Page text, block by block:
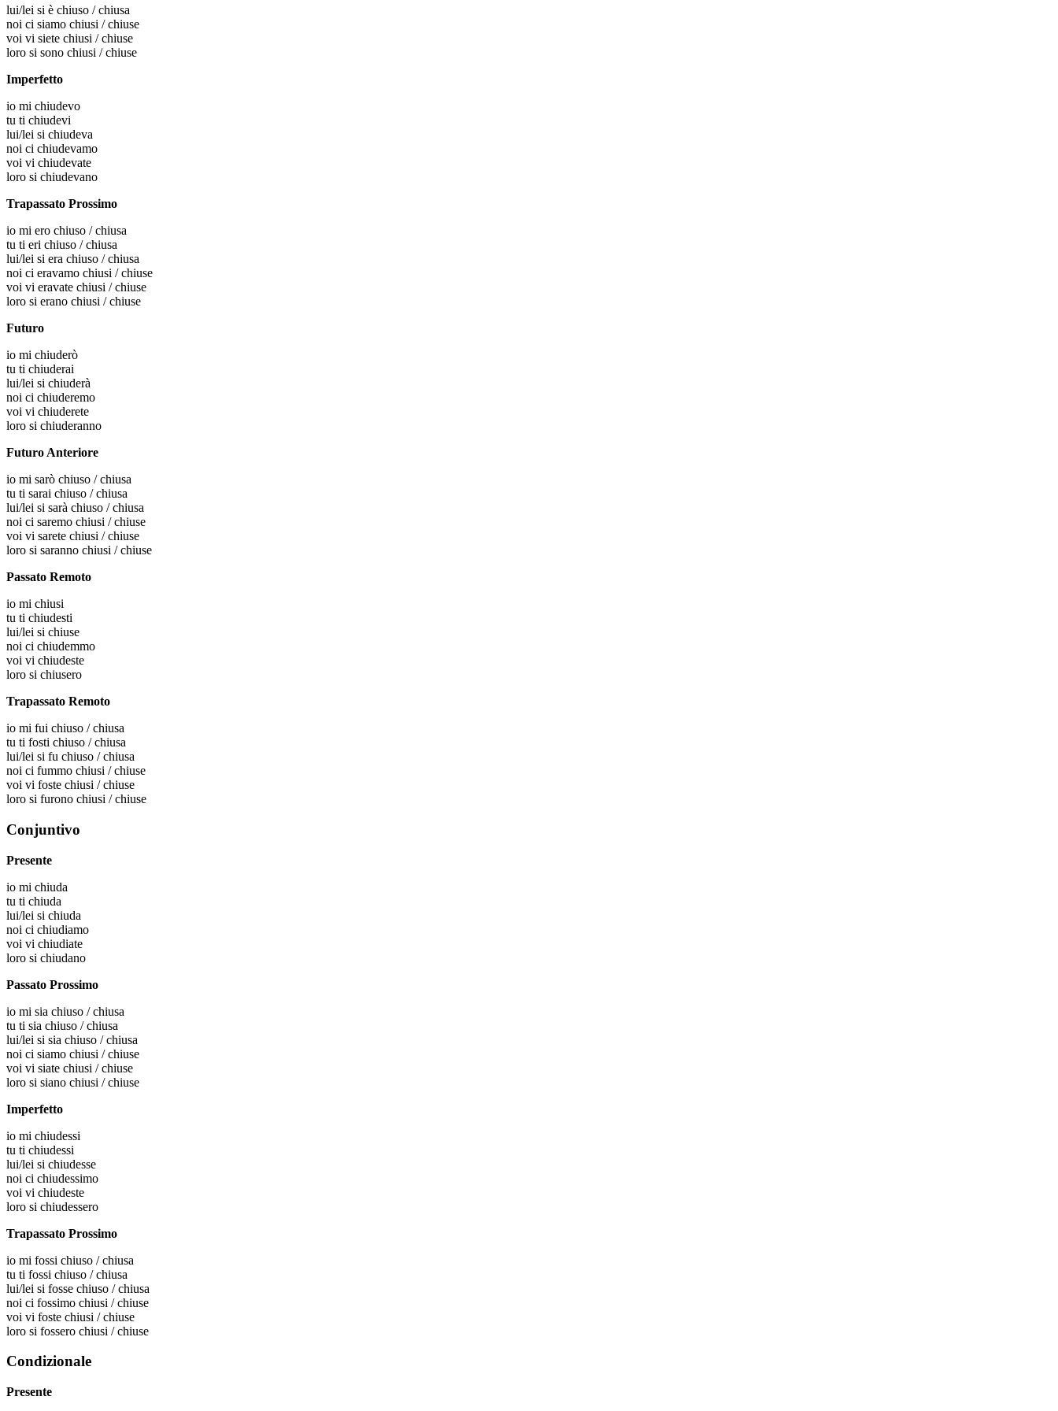
lui/lei si è chiuso / chiusa
noi ci siamo chiusi / chiuse
voi vi siete chiusi / chiuse
loro si sono chiusi / chiuse
Imperfetto
io mi chiudevo
tu ti chiudevi
lui/lei si chiudeva
noi ci chiudevamo
voi vi chiudevate
loro si chiudevano
Trapassato Prossimo
io mi ero chiuso / chiusa
tu ti eri chiuso / chiusa
lui/lei si era chiuso / chiusa
noi ci eravamo chiusi / chiuse
voi vi eravate chiusi / chiuse
loro si erano chiusi / chiuse
Futuro
io mi chiuderò
tu ti chiuderai
lui/lei si chiuderà
noi ci chiuderemo
voi vi chiuderete
loro si chiuderanno
Futuro Anteriore
io mi sarò chiuso / chiusa
tu ti sarai chiuso / chiusa
lui/lei si sarà chiuso / chiusa
noi ci saremo chiusi / chiuse
voi vi sarete chiusi / chiuse
loro si saranno chiusi / chiuse
Passato Remoto
io mi chiusi
tu ti chiudesti
lui/lei si chiuse
noi ci chiudemmo
voi vi chiudeste
loro si chiusero
Trapassato Remoto
io mi fui chiuso / chiusa
tu ti fosti chiuso / chiusa
lui/lei si fu chiuso / chiusa
noi ci fummo chiusi / chiuse
voi vi foste chiusi / chiuse
loro si furono chiusi / chiuse
Conjuntivo
Presente
io mi chiuda
tu ti chiuda
lui/lei si chiuda
noi ci chiudiamo
voi vi chiudiate
loro si chiudano
Passato Prossimo
io mi sia chiuso / chiusa
tu ti sia chiuso / chiusa
lui/lei si sia chiuso / chiusa
noi ci siamo chiusi / chiuse
voi vi siate chiusi / chiuse
loro si siano chiusi / chiuse
Imperfetto
io mi chiudessi
tu ti chiudessi
lui/lei si chiudesse
noi ci chiudessimo
voi vi chiudeste
loro si chiudessero
Trapassato Prossimo
io mi fossi chiuso / chiusa
tu ti fossi chiuso / chiusa
lui/lei si fosse chiuso / chiusa
noi ci fossimo chiusi / chiuse
voi vi foste chiusi / chiuse
loro si fossero chiusi / chiuse
Condizionale
Presente